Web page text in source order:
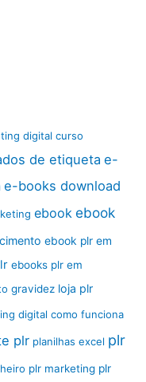
digital curso
de etiqueta e-
e-books download
ebook ebook
ebook plr em
ebooks plr em
gravidez loja plr
digital como funciona
plr planilhas excel plr
plr marketing plr